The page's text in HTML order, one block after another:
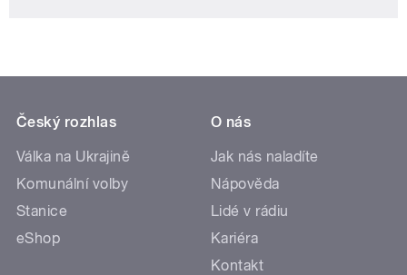
Český rozhlas
Válka na Ukrajině
Komunální volby
Stanice
eShop
O nás
Jak nás naladíte
Nápověda
Lidé v rádiu
Kariéra
Kontakt